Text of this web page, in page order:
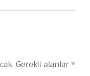
Gerekli alanlar*